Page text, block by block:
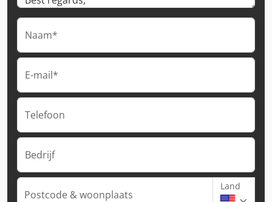
Naam*
E-mail*
Telefoon
Bedrijf
Postcode & woonplaats
Land